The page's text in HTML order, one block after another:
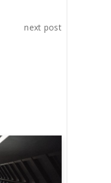
next post